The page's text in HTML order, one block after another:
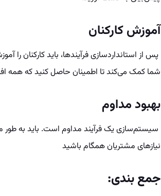
آموزش کارکنان
پس از استاندارد‌سازی فرآیندها، باید کارکنان
شما کمک می‌کند تا اطمینان حاصل کنید که همه
بهبود مداوم
سیستم‌سازی یک فرآیند مداوم است. باید به طور
نیازهای مشتریان همگام باشید
جمع بندی: